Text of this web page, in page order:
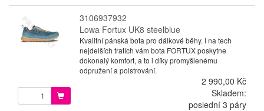
3106937932
Lowa Fortux UK8 steelblue
Kvalitní pánská bota pro dálkové běhy. I na tech
nejdelších tratích vám bota FORTUX poskytne
dokonalý komfort, a to i díky promyšlenému
odpružení a polstrování.
2 990,00 Kč
Skladem:
poslední 3 páry